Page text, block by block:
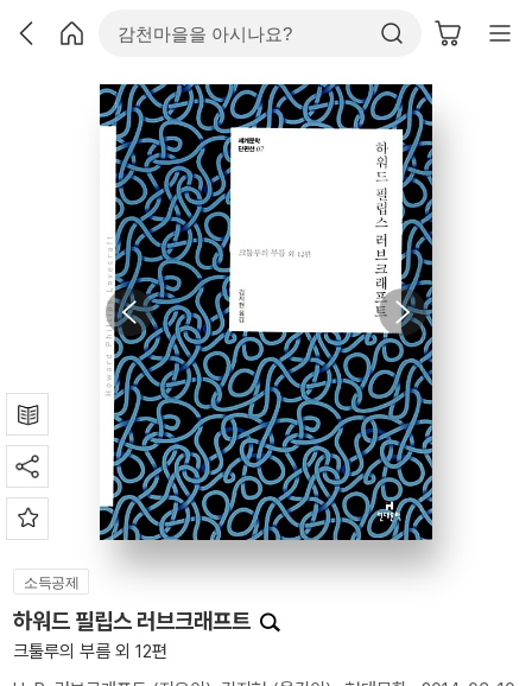
소득공제
하워드 필립스 러브크래프트
크툴루의 부름 외 12편